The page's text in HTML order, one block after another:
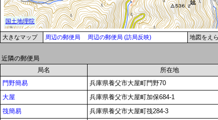
大きなマップ 周辺の郵便局 周辺の郵便局 (訪局反映) 地図をえ
近隣の郵便局
局名
所在地
門野簡易
兵庫県養父市大屋町門野70
大屋
兵庫県養父市大屋町加保684-1
筏簡易
兵庫県養父市大屋町筏284-3